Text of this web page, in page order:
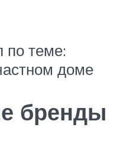
по теме:
доме
бренды